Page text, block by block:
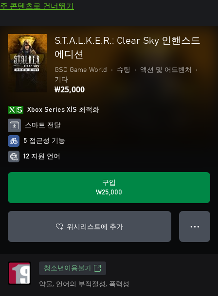
주 콘텐츠로 건너뛰기
S.T.A.L.K.E.R.: Clear Sky 인핸스드
에디션
GSC Game World • 슈팅 • 액션 및 어드벤처
•
기타
₩25,000
Xbox Series X|S 최적화
스마트 전달
5 접근성 기능
12 지원 언어
구입
₩25,000
위시리스트에 추가 ● ● ●
청소년이용불가
약물, 언어의 부적절성, 폭력성